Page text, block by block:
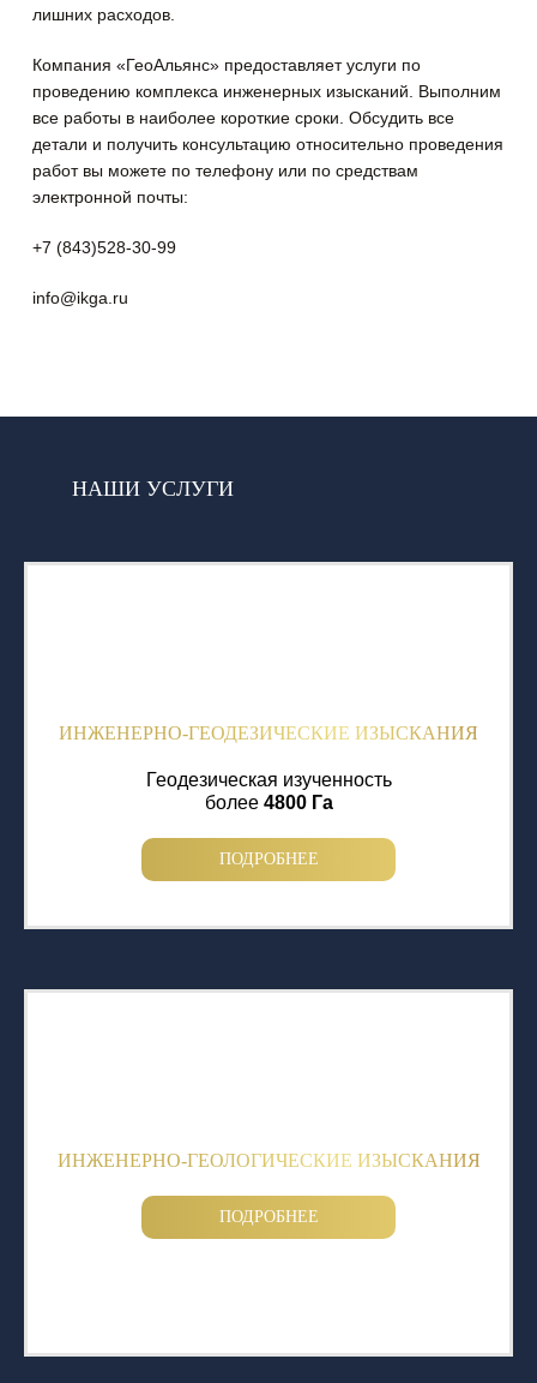
лишних расходов.
Компания «ГеоАльянс» предоставляет услуги по
проведению комплекса инженерных изысканий. Выполним
все работы в наиболее короткие сроки. Обсудить все
детали и получить консультацию относительно проведения
работ вы можете по телефону или по средствам
электронной почты:
+7 (843)528-30-99
info@ikga.ru
НАШИ УСЛУГИ
ИНЖЕНЕРНО-ГЕОДЕЗИЧЕСКИЕ ИЗЫСКАНИЯ
Геодезическая изученность
более 4800 Га
ПОДРОБНЕЕ
ИНЖЕНЕРНО-ГЕОЛОГИЧЕСКИЕ ИЗЫСКАНИЯ
ПОДРОБНЕЕ